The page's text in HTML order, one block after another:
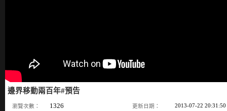
邊界移動兩百年#預告
瀏覽次數： 1326 更新日期： 2013-07-22 20:31:50